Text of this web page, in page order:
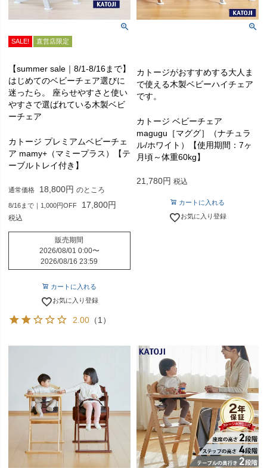
SALE! 直営店限定
【summer sale｜8/1-8/16まで】
はじめてのベビーチェア選びに
迷ったら。 座らせやすさと使い
やすさで選ばれている木製ベビ
ーチェア
カトージ プレミアムベビーチェ
ア mamy+（マミープラス）【テ
ーブルトレイ付き】
通常価格 18,800 のところ
8/16まで｜1,000円OFF 17,800
税込
販売期間
2026/08/01 0:00〜
2026/08/16 23:59
カートに入れる
お気に入り登録
2.00（1）
カトージがおすすめする大人ま
で使える木製ベビーハイチェア
です。
カトージ ベビーチェア
magugu［マググ］（ナチュラ
ル/ホワイト）【使用期間：7ヶ
月頃～体重60kg】
21,780 税込
カートに入れる
お気に入り登録